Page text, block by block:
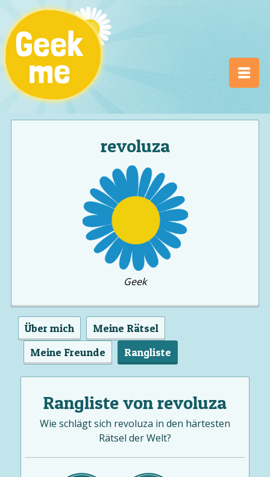
revoluza
Geek
Über mich
Meine Rätsel
Meine Freunde
Rangliste
Rangliste von revoluza
Wie schlägt sich revoluza in den härtesten
Rätsel der Welt?